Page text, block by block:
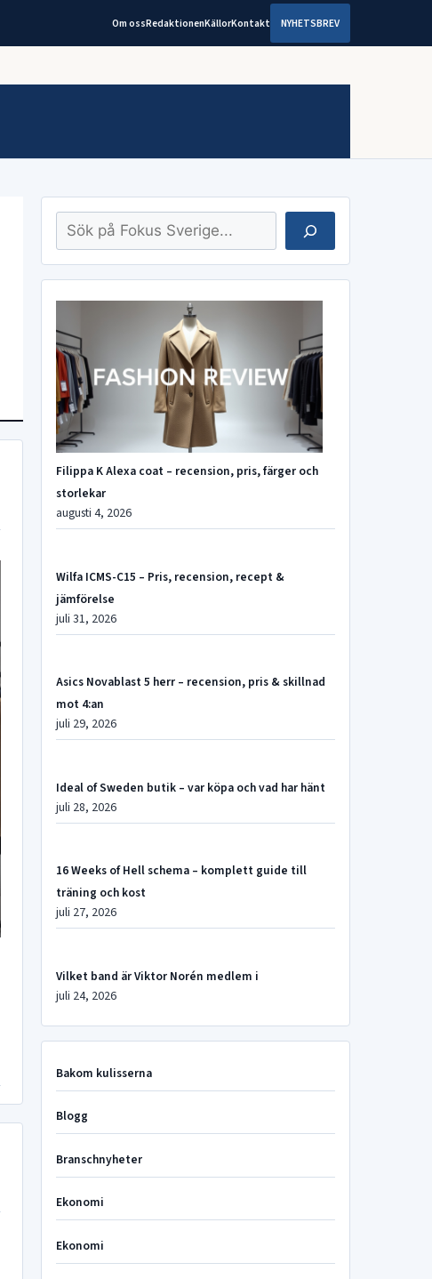
Om ossRedaktionenKällorKontakt NYHETSBREV
Sök
Filippa K Alexa coat – recension, pris, färger och
storlekar
augusti 4, 2026
Wilfa ICMS-C15 – Pris, recension, recept &
jämförelse
juli 31, 2026
Asics Novablast 5 herr – recension, pris & skillnad
mot 4:an
juli 29, 2026
Ideal of Sweden butik – var köpa och vad har hänt
juli 28, 2026
16 Weeks of Hell schema – komplett guide till
träning och kost
juli 27, 2026
Vilket band är Viktor Norén medlem i
juli 24, 2026
Bakom kulisserna
Blogg
Branschnyheter
Ekonomi
Ekonomi